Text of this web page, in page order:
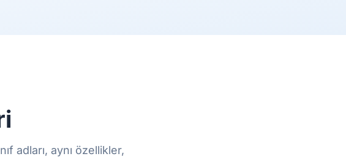
adları, aynı özellikler,